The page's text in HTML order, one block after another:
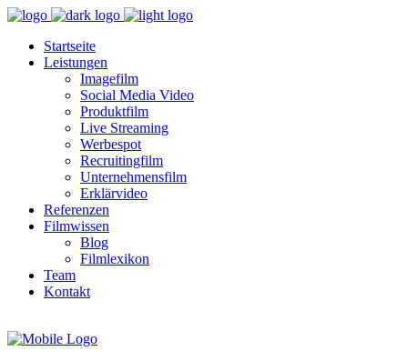
Startseite
Leistungen
Imagefilm
Social Media Video
Produktfilm
Live Streaming
Werbespot
Recruitingfilm
Unternehmensfilm
Erklärvideo
Referenzen
Filmwissen
Blog
Filmlexikon
Team
Kontakt